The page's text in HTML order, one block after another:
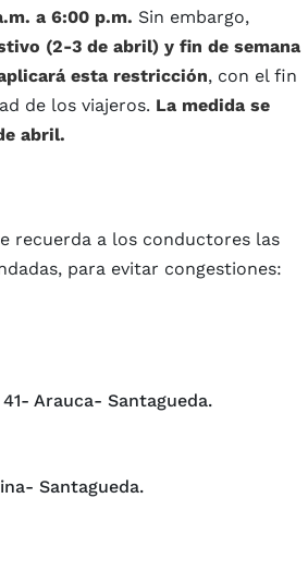
a 6:00 p.m. Sin embargo,
(2-3 de abril) y fin de semana
esta restricción, con el fin
de los viajeros. La medida se
abril.
recuerda a los conductores las
para evitar congestiones:
Arauca- Santagueda.
Santagueda.